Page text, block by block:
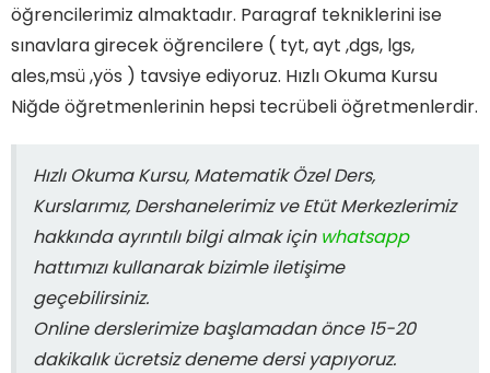
öğrencilerimiz almaktadır. Paragraf tekniklerini ise
sınavlara girecek öğrencilere ( tyt, ayt ,dgs, lgs,
ales,msü ,yös ) tavsiye ediyoruz. Hızlı Okuma Kursu
Niğde öğretmenlerinin hepsi tecrübeli öğretmenlerdir.
Hızlı Okuma Kursu, Matematik Özel Ders,
Kurslarımız, Dershanelerimiz ve Etüt Merkezlerimiz
hakkında ayrıntılı bilgi almak için whatsapp
hattımızı kullanarak bizimle iletişime
geçebilirsiniz.
Online derslerimize başlamadan önce 15-20
dakikalık ücretsiz deneme dersi yapıyoruz.